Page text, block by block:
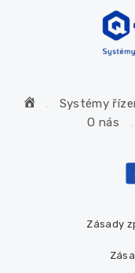
Systémy
O nás
Zásady